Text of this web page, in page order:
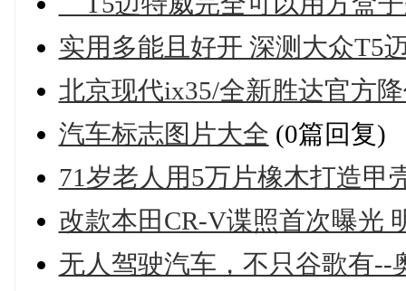
实用多能且好开 深测大众T5
北京现代ix35/全新胜达官方
汽车标志图片大全 (0篇回复)
71岁老人用5万片橡木打造甲
改款本田CR-V谍照首次曝光
无人驾驶汽车，不只谷歌有--